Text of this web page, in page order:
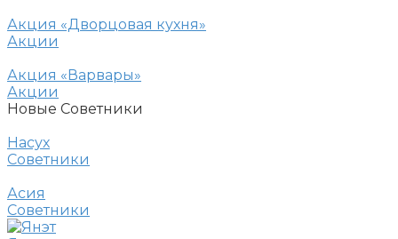
Акция «Дворцовая кухня»
Акции
Акция «Варвары»
Акции
Новые Советники
Насух
Советники
Асия
Советники